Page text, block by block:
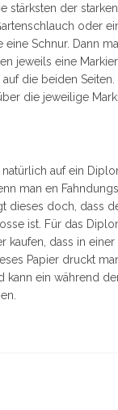
stärksten der
oder
eine Schnur. Dann
jeweils eine
die beiden
die jeweilige
natürlich auf ein
man en
dieses doch, dass
ist. Für das
kaufen, dass in
Papier druckt
kann ein während